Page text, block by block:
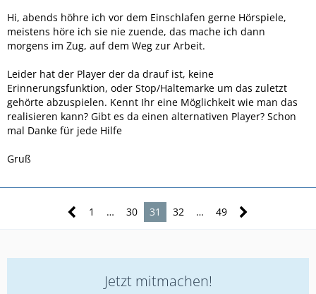
Hi, abends höhre ich vor dem Einschlafen gerne Hörspiele,
meistens höre ich sie nie zuende, das mache ich dann
morgens im Zug, auf dem Weg zur Arbeit.
Leider hat der Player der da drauf ist, keine
Erinnerungsfunktion, oder Stop/Haltemarke um das zuletzt
gehörte abzuspielen. Kennt Ihr eine Möglichkeit wie man das
realisieren kann? Gibt es da einen alternativen Player? Schon
mal Danke für jede Hilfe
Gruß
1 … 30 31 32 … 49
Jetzt mitmachen!